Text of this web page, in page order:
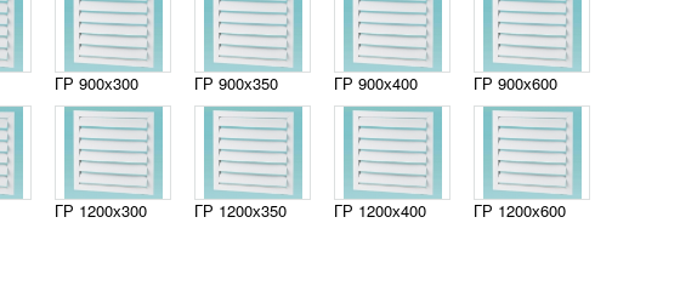
ГР 900х300
ГР 1200х300
ГР 900х350
ГР 1200х350
ГР 900х400
ГР 1200х400
ГР 900х600
ГР 1200х600